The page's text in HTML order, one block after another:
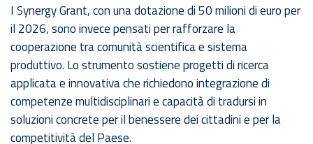
I Synergy Grant, con una dotazione di 50 milioni di euro per
il 2026, sono invece pensati per rafforzare la
cooperazione tra comunità scientifica e sistema
produttivo. Lo strumento sostiene progetti di ricerca
applicata e innovativa che richiedono integrazione di
competenze multidisciplinari e capacità di tradursi in
soluzioni concrete per il benessere dei cittadini e per la
competitività del Paese.